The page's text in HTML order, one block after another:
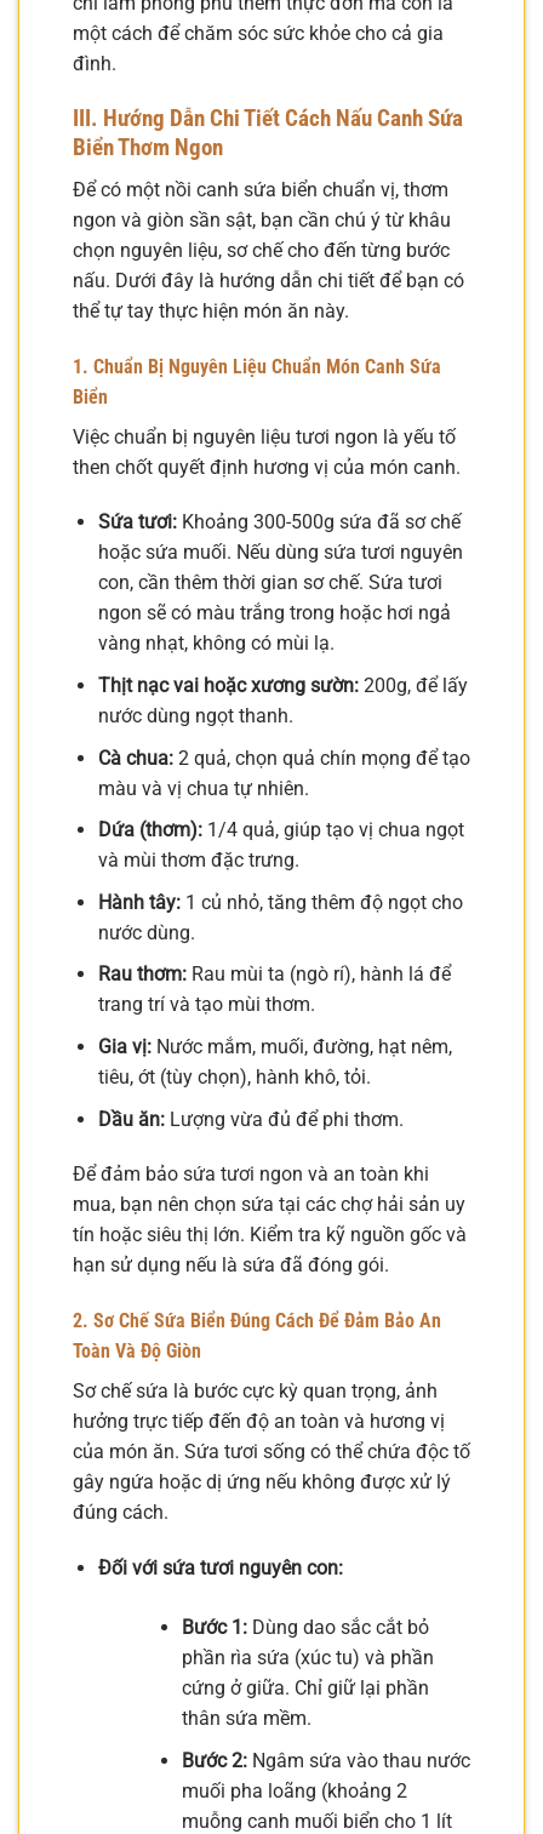
một cách để chăm sóc sức khỏe cho cả gia
đình.
III. Hướng Dẫn Chi Tiết Cách Nấu Canh Sứa
Biển Thơm Ngon
Để có một nồi canh sứa biển chuẩn vị, thơm
ngon và giòn sần sật, bạn cần chú ý từ khâu
chọn nguyên liệu, sơ chế cho đến từng bước
nấu. Dưới đây là hướng dẫn chi tiết để bạn có
thể tự tay thực hiện món ăn này.
1. Chuẩn Bị Nguyên Liệu Chuẩn Món Canh Sứa
Biển
Việc chuẩn bị nguyên liệu tươi ngon là yếu tố
then chốt quyết định hương vị của món canh.
Sứa tươi:Khoảng 300-500g sứa đã sơ chế
hoặc sứa muối. Nếu dùng sứa tươi nguyên
con, cần thêm thời gian sơ chế. Sứa tươi
ngon sẽ có màu trắng trong hoặc hơi ngả
vàng nhạt, không có mùi lạ.
Thịt nạc vai hoặc xương sườn:200g, để lấy
nước dùng ngọt thanh.
Cà chua:2 quả, chọn quả chín mọng để tạo
màu và vị chua tự nhiên.
Dứa (thơm):1/4 quả, giúp tạo vị chua ngọt
và mùi thơm đặc trưng.
Hành tây:1 củ nhỏ, tăng thêm độ ngọt cho
nước dùng.
Rau thơm:Rau mùi ta (ngò rí), hành lá để
trang trí và tạo mùi thơm.
Gia vị:Nước mắm, muối, đường, hạt nêm,
tiêu, ớt (tùy chọn), hành khô, tỏi.
Dầu ăn:Lượng vừa đủ để phi thơm.
Để đảm bảo sứa tươi ngon và an toàn khi
mua, bạn nên chọn sứa tại các chợ hải sản uy
tín hoặc siêu thị lớn. Kiểm tra kỹ nguồn gốc và
hạn sử dụng nếu là sứa đã đóng gói.
2. Sơ Chế Sứa Biển Đúng Cách Để Đảm Bảo An
Toàn Và Độ Giòn
Sơ chế sứa là bước cực kỳ quan trọng, ảnh
hưởng trực tiếp đến độ an toàn và hương vị
của món ăn. Sứa tươi sống có thể chứa độc tố
gây ngứa hoặc dị ứng nếu không được xử lý
đúng cách.
Đối với sứa tươi nguyên con:
Bước 1:Dùng dao sắc cắt bỏ
phần rìa sứa (xúc tu) và phần
cứng ở giữa. Chỉ giữ lại phần
thân sứa mềm.
Bước 2:Ngâm sứa vào thau nước
muối pha loãng (khoảng 2
muỗng canh muối biển cho 1 lít